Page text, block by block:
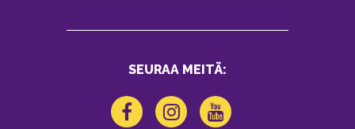
SEURAA MEITÄ: